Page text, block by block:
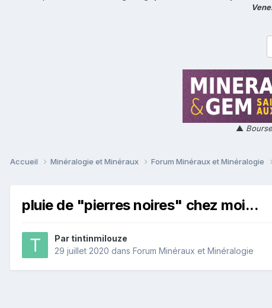
▲
Accueil Minéralogie et Minéraux Forum Minéraux et Minéralogie
pluie de "pierres noires" chez moi...
Par tintinmilouze
29 juillet 2020 dans Forum Minéraux et Minéralogie